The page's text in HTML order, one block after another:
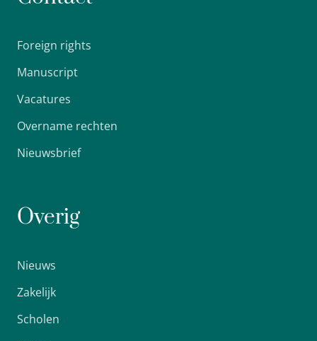
Foreign rights
Manuscript
Vacatures
Overname rechten
Nieuwsbrief
Overig
Nieuws
Zakelijk
Scholen